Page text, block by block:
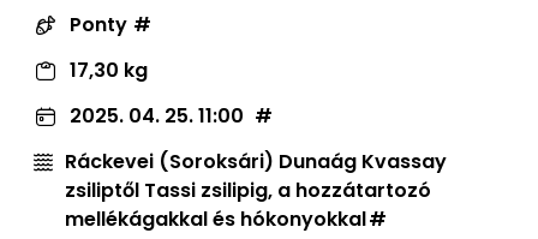
Ponty
17,30 kg
2025. 04. 25. 11:00
Ráckevei (Soroksári) Dunaág Kvassay
zsiliptől Tassi zsilipig, a hozzátartozó
mellékágakkal és hókonyokkal